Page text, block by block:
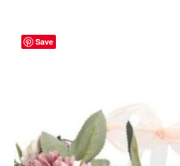
Save